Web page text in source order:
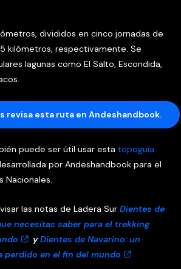
divididos en cinco jornadas de
5 kilómetros, respectivamente. Se
lagunas como El Salto, Escondida,
revisa esta ruta en Andeshandbook.
puede ser útil usar esta topoguía
por Andeshandbook para el
Nacionales.
las notas de Ladera Sur Dientes de
necesitas saber para el trekking
yDientes de Navarino: un
perdido en el fin del mundo